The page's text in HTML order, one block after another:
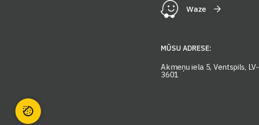
Waze
MŪSU ADRESE:
Akmeņu iela 5, Ventspils, LV-
3601